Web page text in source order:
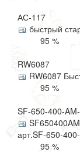
АС-117
быстрый
95 %
RW6087
RW6087
95 %
SF-650-400-
арт.SF-650-
95 %